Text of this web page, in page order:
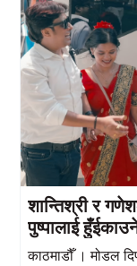
शान्तिश्री र
पुष्पालाई
काठमाडौँ । मोडल